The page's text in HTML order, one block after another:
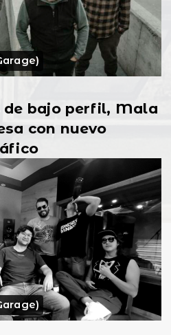
de bajo perfil, Mala
con nuevo